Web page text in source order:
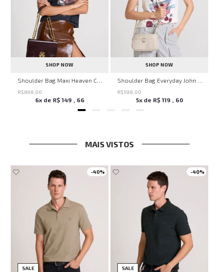
SHOP NOW
R$898 00
6x de R$ 149 , 66
SHOP NOW
R$598 00
5x de R$ 119 , 60
MAIS VISTOS
-40%
SALE
-40%
SALE